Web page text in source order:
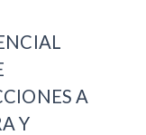
A
Y